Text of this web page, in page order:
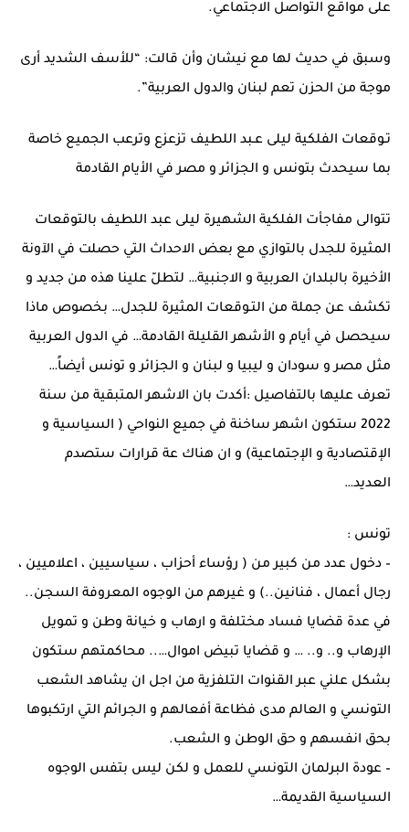
على مواقع التواصل الاجتماعي.
وسبق في حديث لها مع نيشان وأن قالت: “للأسف الشديد أرى
موجة من الحزن تعم لبنان والدول العربية”.
تـوقعات الفلكية ليلى عـبد اللطيف تزعزع وترعب الجميع خاصة
بما سيحدث بتونس و الجزائر و مصر في الأيام القادمة
تتوالى مفاجأت الفلكية الشهيرة ليلى عبد اللطيف بالتوقعات
المثيرة للجدل بالتوازي مع بعض الاحداث التي حصلت في الآونة
الأخيرة بالبلدان العربية و الاجنبية… لتطلّ علينا هذه من جديد و
تكشف عن جملة من التـوقعات المثيرة للجدل… بخصوص ماذا
سيحصل في أيام و الأشهر القليلة القادمة… في الدول العربية
مثل مصر و سودان و ليبيا و لبنان و الجزائر و تونس أيضاً…
تعرف عليها بالتفاصيل :أكدت بان الاشهر المتبقية من سنة
2022 ستكون اشهر ساخنة في جميع النواحي ( السياسية و
الإقتصادية و الإجتماعية) و ان هناك عة قرارات ستصدم
العديد…
تونس :
– دخول عدد من كبير من ( رؤساء أحزاب ، سياسيين ، اعلاميين ،
رجال أعمال ، فنانين..) و غيرهم من الوجوه المعروفة السجن..
في عدة قضايا فساد مختلفة و ارهاب و خيانة وطن و تمويل
الإرهاب و.. و.. … و قضايا تبيض اموال….. محاكمتهم ستكون
بشكل علني عبر القنوات التلفزية من اجل ان يشاهد الشعب
التونسي و العالم مدى فظاعة أفعالهم و الجرائم التي ارتكبوها
بحق انفسهم و حق الوطن و الشعب.
– عودة البرلمان التونسي للعمل و لكن ليس بتفس الوجوه
السياسية القديمة…